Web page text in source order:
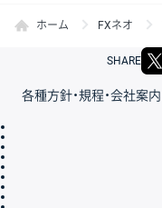
ホーム FXネオ
SHARE
各種方針・規程・会社案内